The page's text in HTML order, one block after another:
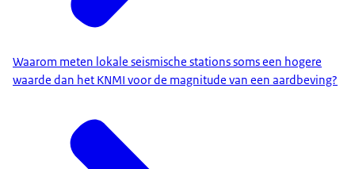
Waarom meten lokale seismische stations soms een hogere
waarde dan het KNMI voor de magnitude van een aardbeving?